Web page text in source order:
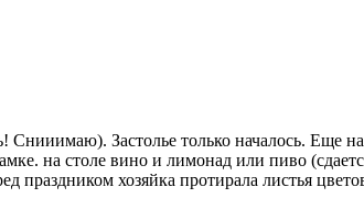
Застолье только началось. Еще
на столе вино и лимонад или пиво
хозяйка протирала листья